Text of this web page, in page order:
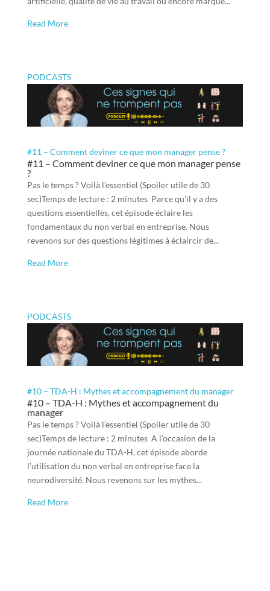
Read More
PODCASTS
#11 – Comment deviner ce que mon manager pense ?
#11 – Comment deviner ce que mon manager pense
?
Pas le temps ? Voilà l’essentiel (Spoiler utile de 30
sec)Temps de lecture : 2 minutes Parce qu’il y a des
questions essentielles, cet épisode éclaire les
fondamentaux du non verbal en entreprise. Nous
revenons sur des questions légitimes à éclaircir de...
Read More
PODCASTS
#10 – TDA-H : Mythes et accompagnement du manager
#10 – TDA-H : Mythes et accompagnement du
manager
Pas le temps ? Voilà l’essentiel (Spoiler utile de 30
sec)Temps de lecture : 2 minutes A l’occasion de la
journée nationale du TDA-H, cet épisode aborde
l’utilisation du non verbal en entreprise face la
neurodiversité. Nous revenons sur les mythes...
Read More